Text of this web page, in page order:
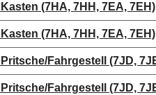
(7HA, 7HH, 7EA,
(7HA, 7HH, 7EA,
Fahrgestell (7JD,
Fahrgestell (7JD,